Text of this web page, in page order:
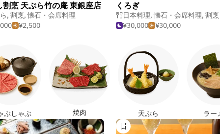
割烹 天ぷら竹の庵 東銀座店
, 割烹,懐石・会席料理
¥2,500
くろぎ
日本料理,懐石・会席料理, 割烹
¥30,000
¥30,000
ぶしゃぶ 焼肉 天ぷら ラー